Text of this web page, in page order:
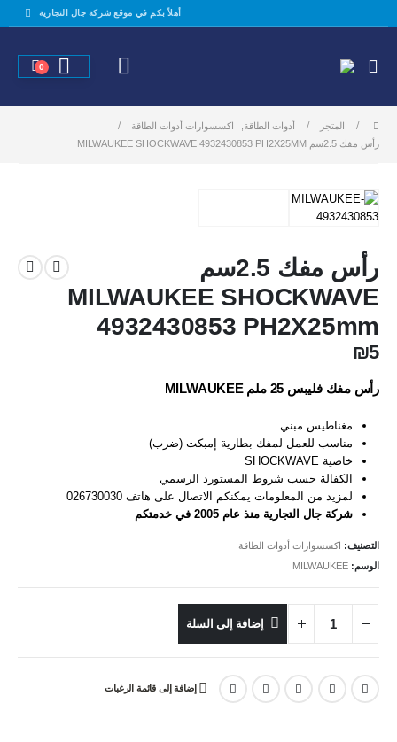
أهلاً بكم في موقع شركة جال التجارية
0
المتجر أدوات الطاقة
اكسسوارات أدوات الطاقة
رأس مفك 2.5سم MILWAUKEE SHOCKWAVE 4932430853 PH2X25MM
رأس مفك 2.5سم
MILWAUKEE SHOCKWAVE
4932430853 PH2X25mm
₪5
رأس مفك فليبس 25 ملم MILWAUKEE
مغناطيس مبني
مناسب للعمل لمفك بطارية إمبكت (ضرب)
خاصية SHOCKWAVE
الكفالة حسب شروط المستورد الرسمي
لمزيد من المعلومات يمكنكم الاتصال على هاتف 026730030
شركة جال التجارية منذ عام 2005 في خدمتكم
التصنيف: اكسسوارات أدوات الطاقة
الوسم: MILWAUKEE
إضافة إلى السلة
إضافة إلى قائمة الرغبات